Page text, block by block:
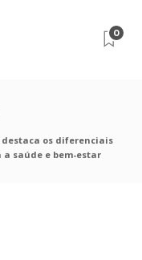
0
destaca os diferenciais
saúde e bem-estar